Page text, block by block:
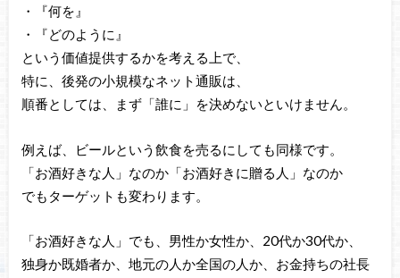
・『何を』
・『どのように』
という価値提供するかを考える上で、
特に、後発の小規模なネット通販は、
順番としては、まず「誰に」を決めないといけません。
例えば、ビールという飲食を売るにしても同様です。
「お酒好きな人」なのか「お酒好きに贈る人」なのか
でもターゲットも変わります。
「お酒好きな人」でも、男性か女性か、20代か30代か、
独身か既婚者か、地元の人か全国の人か、お金持ちの社長